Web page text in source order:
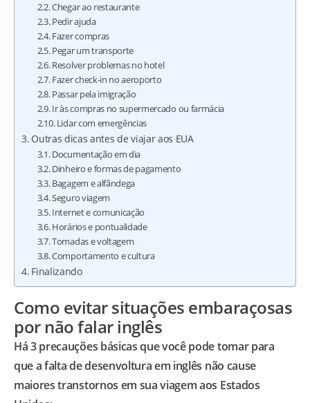
Chegar ao restaurante
Pedir ajuda
Fazer compras
Pegar um transporte
Resolver problemas no hotel
Fazer check-in no aeroporto
Passar pela imigração
Ir às compras no supermercado ou farmácia
Lidar com emergências
Outras dicas antes de viajar aos EUA
Documentação em dia
Dinheiro e formas de pagamento
Bagagem e alfândega
Seguro viagem
Internet e comunicação
Horários e pontualidade
Tomadas e voltagem
Comportamento e cultura
Finalizando
Como evitar situações embaraçosas
por não falar inglês
Há 3 precauções básicas que você pode tomar para
que a falta de desenvoltura em inglês não cause
maiores transtornos em sua viagem aos Estados